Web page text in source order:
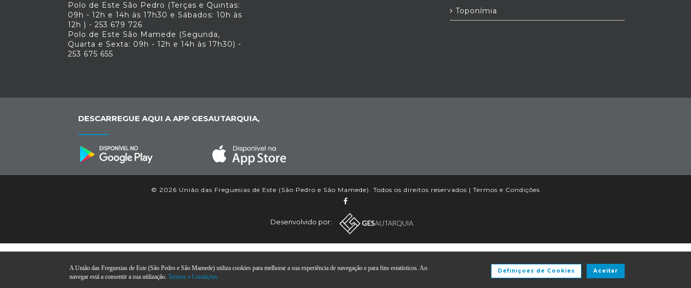
Polo de Este São Pedro (Terças e Quintas:
09h - 12h e 14h às 17h30 e Sábados: 10h às
12h ) - 253 679 726
Polo de Este São Mamede (Segunda,
Quarta e Sexta: 09h - 12h e 14h às 17h30) -
253 675 655
Toponímia
DESCARREGUE AQUI A APP GESAUTARQUIA,
© 2026 União das Freguesias de Este (São Pedro e São Mamede). Todos os direitos reservados | Termos e Condições
Desenvolvido por:
A União das Freguesias de Este (São Pedro e São Mamede) utiliza cookies para melhorar a sua experiência de navegação e para fins estatísticos. Ao
navegar está a consentir a sua utilização. Termos e Condições
Aceitar
Definiçoes de Cookies